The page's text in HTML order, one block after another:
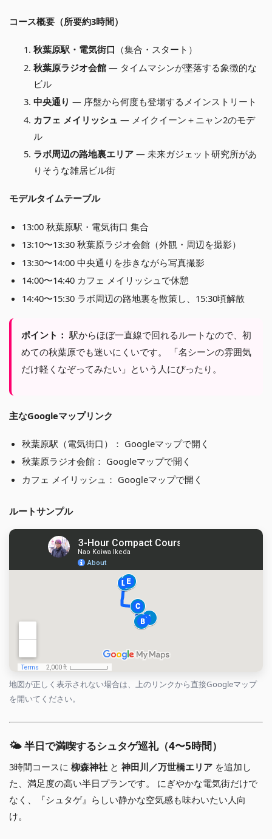
コース概要（所要約3時間）
秋葉原駅・電気街口 （集合・スタート）
秋葉原ラジオ会館 — タイムマシンが墜落する象徴的な
ビル
中央通り — 序盤から何度も登場するメインストリート
カフェ メイリッシュ — メイクイーン＋ニャン2のモデ
ル
ラボ周辺の路地裏エリア — 未来ガジェット研究所があ
りそうな雑居ビル街
モデルタイムテーブル
13:00 秋葉原駅・電気街口 集合
13:10〜13:30 秋葉原ラジオ会館（外観・周辺を撮影）
13:30〜14:00 中央通りを歩きながら写真撮影
14:00〜14:40 カフェ メイリッシュで休憩
14:40〜15:30 ラボ周辺の路地裏を散策し、15:30頃解散
ポイント： 駅からほぼ一直線で回れるルートなので、初
めての秋葉原でも迷いにくいです。 「名シーンの雰囲気
だけ軽くなぞってみたい」という人にぴったり。
主なGoogleマップリンク
秋葉原駅（電気街口）： Googleマップで開く
秋葉原ラジオ会館： Googleマップで開く
カフェ メイリッシュ： Googleマップで開く
ルートサンプル
地図が正しく表示されない場合は、上のリンクから直接Googleマップ
を開いてください。
🌤 半日で満喫するシュタゲ巡礼（4〜5時間）
3時間コースに柳森神社 と神田川／万世橋エリア を追加し
た、満足度の高い半日プランです。 にぎやかな電気街だけで
なく、『シュタゲ』らしい静かな空気感も味わいたい人向
け。